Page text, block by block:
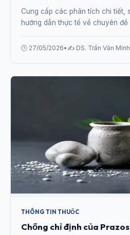
Cung cấp các phân tích chi tiết,
hướng dẫn thực tế về chuyên
🕒 27/05/2026• ✍️ DS. Trần Văn Minh
THÔNG TIN THUỐC
Chống chỉ định của